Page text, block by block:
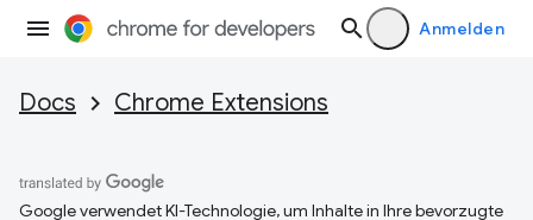
Anmelden
Docs Chrome Extensions
Google verwendet KI-Technologie, um Inhalte in Ihre bevorzugte